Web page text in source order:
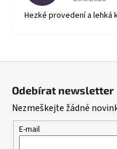
Hezké provedení a lehká
Odebírat newsletter
Nezmeškejte žádné
E-mail